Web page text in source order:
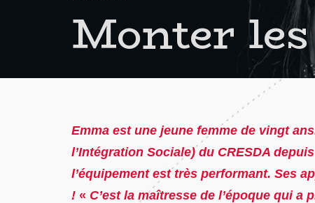
Monter
Emma est une jeune femme de vingt
l’Intégration Sociale) du CRESDA
l’équipement est très performant. Ses
! « C’est la maîtresse de l’époque qui